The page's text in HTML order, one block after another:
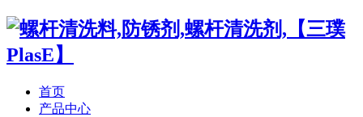
首页
产品中心